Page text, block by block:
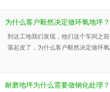
为什么客户毅然决定做环氧地坪？
到达工地我们发现，他们这个车间之
落起皮了，为什么客户毅然决定做环氧
耐磨地坪为什么需要做钢化处理？